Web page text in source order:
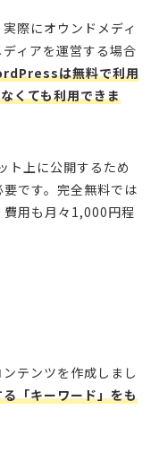
際にオウンドメディ
ィアを運営する場合
は無料で利用
くても利用できま
ト上に公開するため
です。完全無料では
費用も月々1,000円程
テンツを作成しまし
「キーワード」をも